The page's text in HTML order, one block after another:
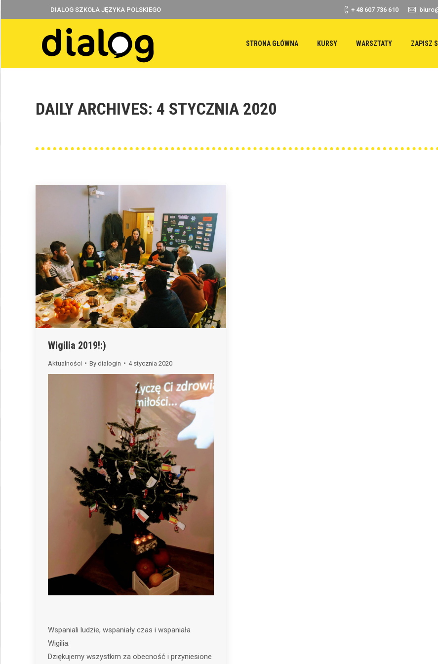
DIALOG SZKOŁA JĘZYKA POLSKIEGO + 48 607 736 610
STRONA GŁÓWNA KURSY WARSZTATY ZAPISZ
DAILY ARCHIVES: 4 STYCZNIA 2020
Wigilia 2019!:)
Aktualności By dialogin 4 stycznia 2020
Wspaniali ludzie, wspaniały czas i wspaniała
Wigilia.
Dziękujemy wszystkim za obecność i przyniesione